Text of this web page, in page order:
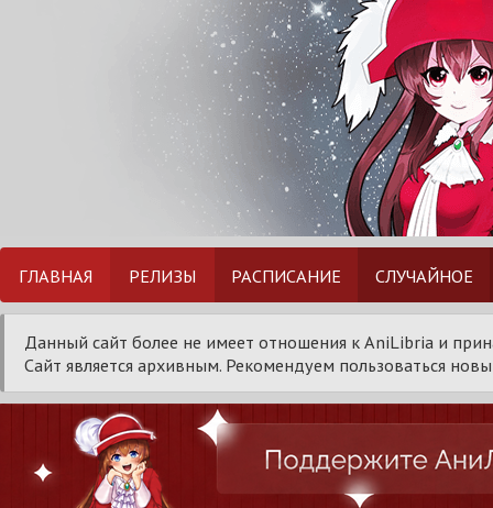
ГЛАВНАЯ РЕЛИЗЫ РАСПИСАНИЕ СЛУЧАЙНОЕ
Данный сайт более не имеет отношения к AniLibria и
Сайт является архивным. Рекомендуем пользоваться